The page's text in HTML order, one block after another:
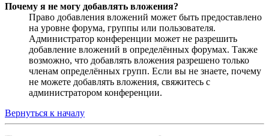
Почему я не могу добавлять вложения?
Право добавления вложений может быть предоставлено
на уровне форума, группы или пользователя.
Администратор конференции может не разрешить
добавление вложений в определённых форумах. Также
возможно, что добавлять вложения разрешено только
членам определённых групп. Если вы не знаете, почему
не можете добавлять вложения, свяжитесь с
администратором конференции.
Вернуться к началу